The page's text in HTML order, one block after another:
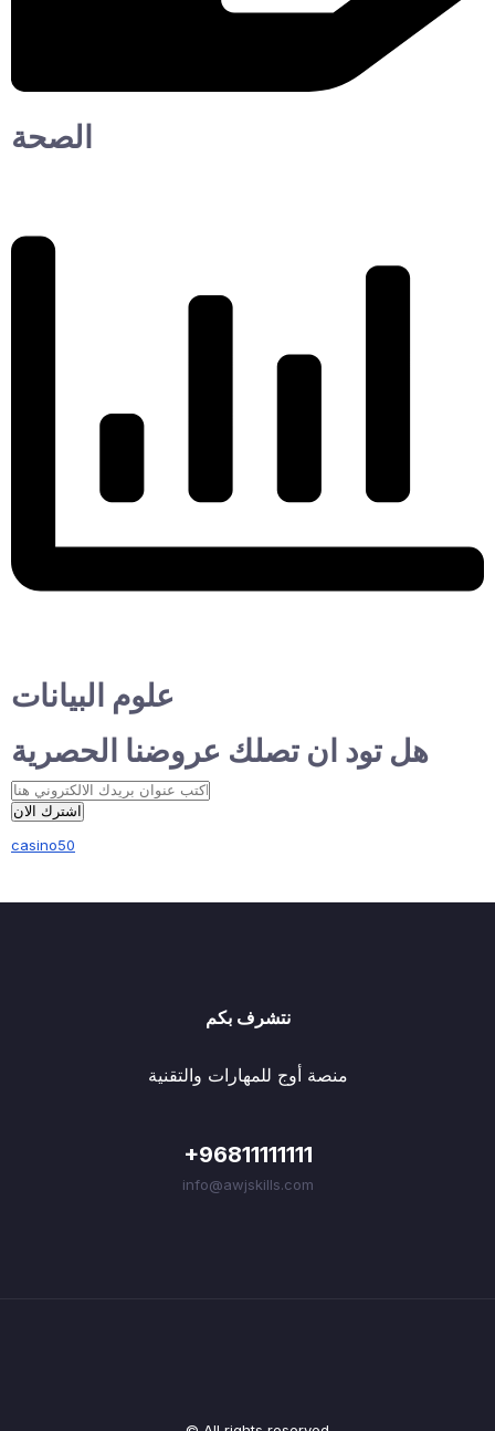
الصحة
علوم البيانات
هل تود ان تصلك عروضنا الحصرية
اشترك الان
casino50
نتشرف بكم
منصة أوج للمهارات والتقنية
+96811111111
info@awjskills.com